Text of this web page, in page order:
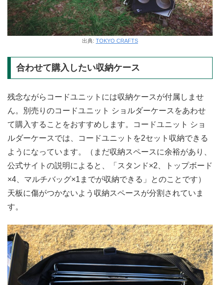
出典: TOKYO CRAFTS
合わせて購入したい収納ケース
残念ながらコードユニットには収納ケースが付属しませ
ん。別売りのコードユニット ショルダーケースをあわせ
て購入することをおすすめします。コードユニット ショ
ルダーケースでは、コードユニットを2セット収納できる
ようになっています。（まだ収納スペースに余裕があり、
公式サイトの説明によると、「スタンド×2、トップボード
×4、マルチバッグ×1までが収納できる」とのことです）
天板に傷がつかないよう収納スペースが分割されていま
す。